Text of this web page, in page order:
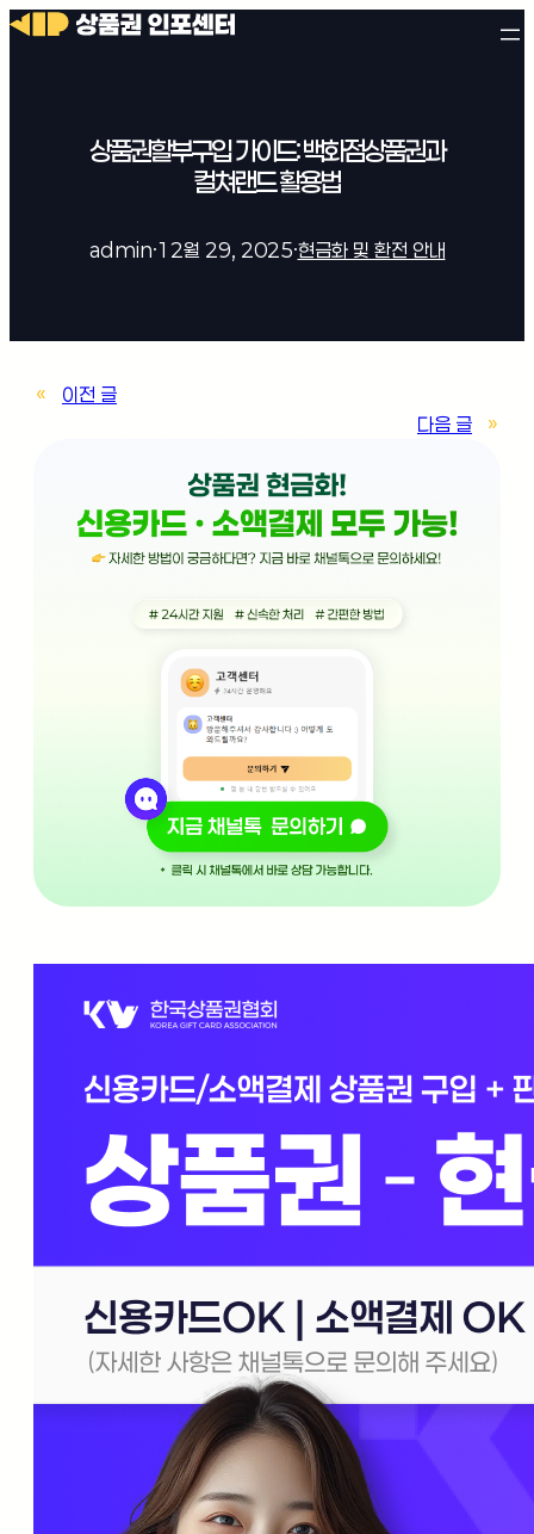
상품권할부구입 가이드: 백화점상품권과
컬쳐랜드 활용법
admin·12월 29, 2025·현금화 및 환전 안내
«
이전 글
다음 글
»